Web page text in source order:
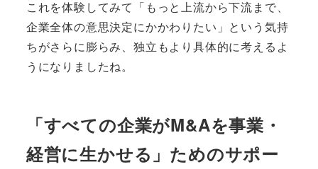
これを体験してみて「もっと上流から下流まで、
企業全体の意思決定にかかわりたい」という気持
ちがさらに膨らみ、独立もより具体的に考えるよ
うになりましたね。
「すべての企業がM&Aを事業・
経営に生かせる」ためのサポー